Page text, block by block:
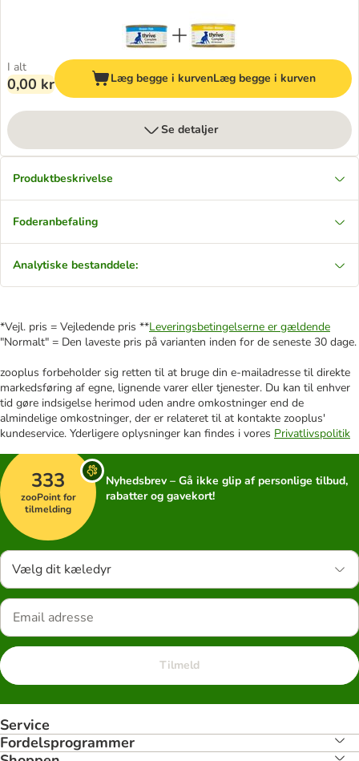
I alt
0,00 kr Læg begge i kurvenLæg begge i kurven
Se detaljer
Produktbeskrivelse
Foderanbefaling
Analytiske bestanddele:
*Vejl. pris = Vejledende pris **Leveringsbetingelserne er gældende
"Normalt" = Den laveste pris på varianten inden for de seneste 30 dage.
zooplus forbeholder sig retten til at bruge din e-mailadresse til direkte
markedsføring af egne, lignende varer eller tjenester. Du kan til enhver
tid gøre indsigelse herimod uden andre omkostninger end de
almindelige omkostninger, der er relateret til at kontakte zooplus'
kundeservice. Yderligere oplysninger kan findes i vores Privatlivspolitik
333
zooPoint for
tilmelding
Nyhedsbrev – Gå ikke glip af personlige tilbud,
rabatter og gavekort!
Vælg dit kæledyr
Tilmeld
Service
Fordelsprogrammer